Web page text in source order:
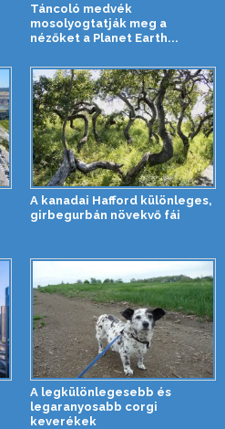
Táncoló medvék
mosolyogtatják meg a
nézőket a Planet Earth...
A kanadai Hafford különleges,
girbegurbán növekvő fái
A legkülönlegesebb és
legaranyosabb corgi
keverékek